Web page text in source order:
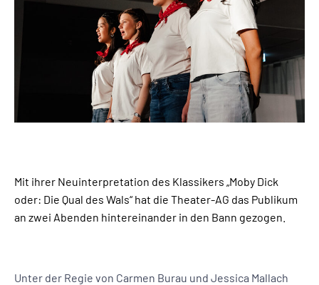
Mit ihrer Neuinterpretation des Klassikers „Moby Dick
oder: Die Qual des Wals“ hat die Theater-AG das Publikum
an zwei Abenden hintereinander in den Bann gezogen.
Unter der Regie von Carmen Burau und Jessica Mallach